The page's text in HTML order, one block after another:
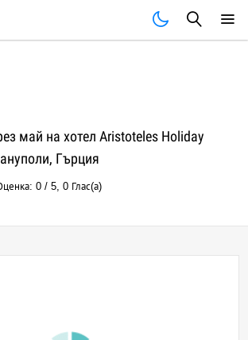
май на хотел Aristoteles Holiday
Гърция
0 /5,0 Глас(а)